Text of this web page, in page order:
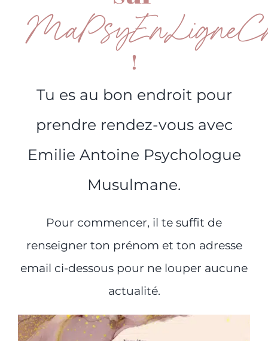
!
Tu es au bon endroit pour
prendre rendez-vous avec
Emilie Antoine Psychologue
Musulmane.
Pour commencer, il te suffit de
renseigner ton prénom et ton adresse
email ci-dessous pour ne louper aucune
actualité.